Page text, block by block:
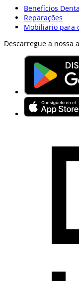
Benefícios
Reparações
Mobiliario para
Descarregue a nossa